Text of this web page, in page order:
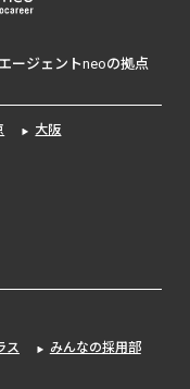
ージェントneoの拠点
大阪
ス みんなの採用部